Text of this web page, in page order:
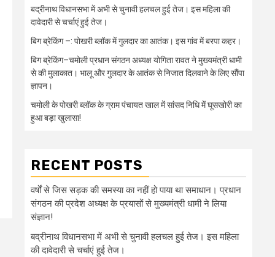
बद्रीनाथ विधानसभा में अभी से चुनावी हलचल हुई तेज। इस महिला की
दावेदारी से चर्चाएं हुई तेज।
बिग ब्रेकिंग –: पोखरी ब्लॉक में गुलदार का आतंक। इस गांव में बरपा कहर।
बिग ब्रेकिंग–चमोली प्रधान संगठन अध्यक्ष योगिता रावत ने मुख्यमंत्री धामी
से की मुलाकात। भालू और गुलदार के आतंक से निजात दिलवाने के लिए सौंपा
ज्ञापन।
चमोली के पोखरी ब्लॉक के ग्राम पंचायत खाल में सांसद निधि में घूसखोरी का
हुआ बड़ा खुलासा!
RECENT POSTS
वर्षों से जिस सड़क की समस्या का नहीं हो पाया था समाधान। प्रधान
संगठन की प्रदेश अध्यक्ष के प्रयासों से मुख्यमंत्री धामी ने लिया
संज्ञान!
बद्रीनाथ विधानसभा में अभी से चुनावी हलचल हुई तेज। इस महिला
की दावेदारी से चर्चाएं हुई तेज।